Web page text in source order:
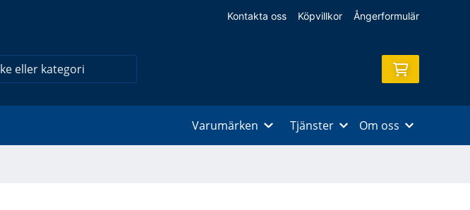
Kontakta oss Köpvillkor Ångerformulär
Varumärken Tjänster Om oss